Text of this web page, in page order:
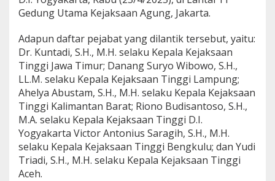
g
g
:
J
a
g
a
K
e
p
e
c
a
Gedung Utama Kejaksaan Agung, Jakarta.
Adapun daftar pejabat yang dilantik tersebut, yaitu:
Dr. Kuntadi, S.H., M.H. selaku Kepala Kejaksaan
Tinggi Jawa Timur; Danang Suryo Wibowo, S.H.,
LL.M. selaku Kepala Kejaksaan Tinggi Lampung;
Ahelya Abustam, S.H., M.H. selaku Kepala Kejaksaan
Tinggi Kalimantan Barat; Riono Budisantoso, S.H.,
M.A. selaku Kepala Kejaksaan Tinggi D.I.
Yogyakarta Victor Antonius Saragih, S.H., M.H.
selaku Kepala Kejaksaan Tinggi Bengkulu; dan Yudi
Triadi, S.H., M.H. selaku Kepala Kejaksaan Tinggi
Aceh.